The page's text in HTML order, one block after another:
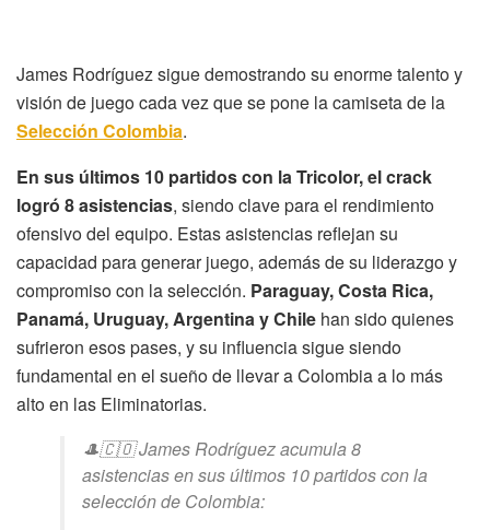
James Rodríguez sigue demostrando su enorme talento y
visión de juego cada vez que se pone la camiseta de la
Selección Colombia.
En sus últimos 10 partidos con la Tricolor, el crack
logró 8 asistencias, siendo clave para el rendimiento
ofensivo del equipo. Estas asistencias reflejan su
capacidad para generar juego, además de su liderazgo y
compromiso con la selección. Paraguay, Costa Rica,
Panamá, Uruguay, Argentina y Chile han sido quienes
sufrieron esos pases, y su influencia sigue siendo
fundamental en el sueño de llevar a Colombia a lo más
alto en las Eliminatorias.
🎩🇨🇴 James Rodríguez acumula 8
asistencias en sus últimos 10 partidos con la
selección de Colombia: